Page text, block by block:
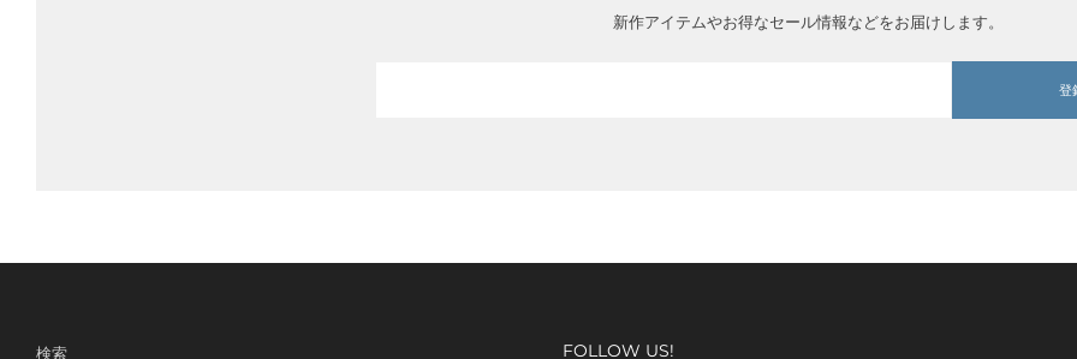
新作アイテムやお得なセール情報などをお届けします。
登
検索 FOLLOW US!